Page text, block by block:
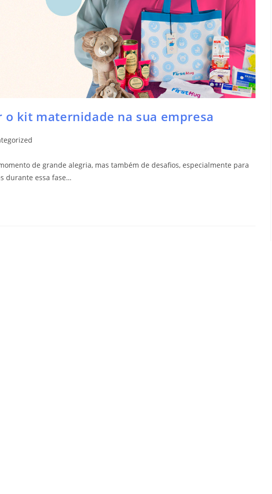
kit maternidade na sua empresa
de grande alegria, mas também de desafios, especialmente para
durante essa fase…